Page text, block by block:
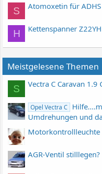
S Atomoxetin für ADHS
H Kettenspanner
Meistgelesene Themen
S Vectra C Caravan
Opel Vectra C
Umdrehungen und
Motorkontrollleuchte
AGR-Ventil stilllegen?